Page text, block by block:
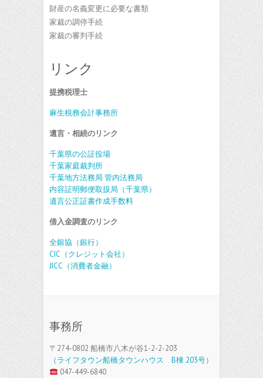
財産の名義変更に必要な書類
家裁の調停手続
家裁の審判手続
リンク
提携税理士
麻生税務会計事務所
遺言・相続のリンク
千葉県の公証役場
千葉家庭裁判所
千葉地方法務局 管内法務局
内容証明郵便取扱局（千葉県）
遺言公正証書作成手数料
借入金調査のリンク
全銀協（銀行）
CIC（クレジット会社）
JICC（消費者金融）
事務所
〒274-0802 船橋市八木が谷1-2-2-203
（ライフタウン船橋タウンハウス B棟 203号）
047-449-6840